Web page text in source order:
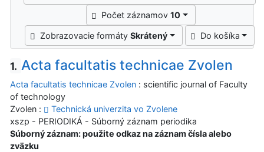
Počet záznamov10
Zobrazovacie formátySkrátený Do košíka
1. Acta facultatis technicae Zvolen
Acta facultatis technicae Zvolen : scientific journal of Faculty
of technology
Zvolen :
Technická univerzita vo Zvolene
xszp - PERIODIKÁ - Súborný záznam periodika
Súborný záznam: použite odkaz na záznam čísla alebo
zväzku